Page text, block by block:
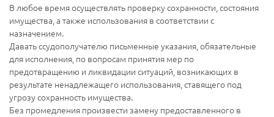
В любое время осуществлять проверку сохранности, состояния
имущества, а также использования в соответствии с
назначением.
Давать ссудополучателю письменные указания, обязательные
для исполнения, по вопросам принятия мер по
предотвращению и ликвидации ситуаций, возникающих в
результате ненадлежащего использования, ставящего под
угрозу сохранность имущества.
Без промедления произвести замену предоставленного в